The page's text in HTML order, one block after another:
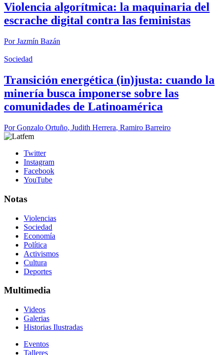
Violencia algorítmica: la maquinaria del
escrache digital contra las feministas
PorJazmín Bazán
Sociedad
Transición energética (in)justa: cuando la
minería busca imponerse sobre las
comunidades de Latinoamérica
PorGonzalo Ortuño, Judith Herrera, Ramiro Barreiro
Twitter
Instagram
Facebook
YouTube
Notas
Violencias
Sociedad
Economía
Política
Activismos
Cultura
Deportes
Multimedia
Videos
Galerias
Historias Ilustradas
Eventos
Talleres